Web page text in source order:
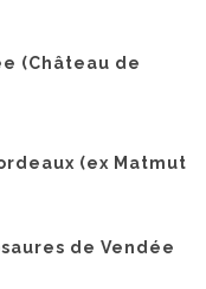
(Château de
(ex Matmut
de Vendée